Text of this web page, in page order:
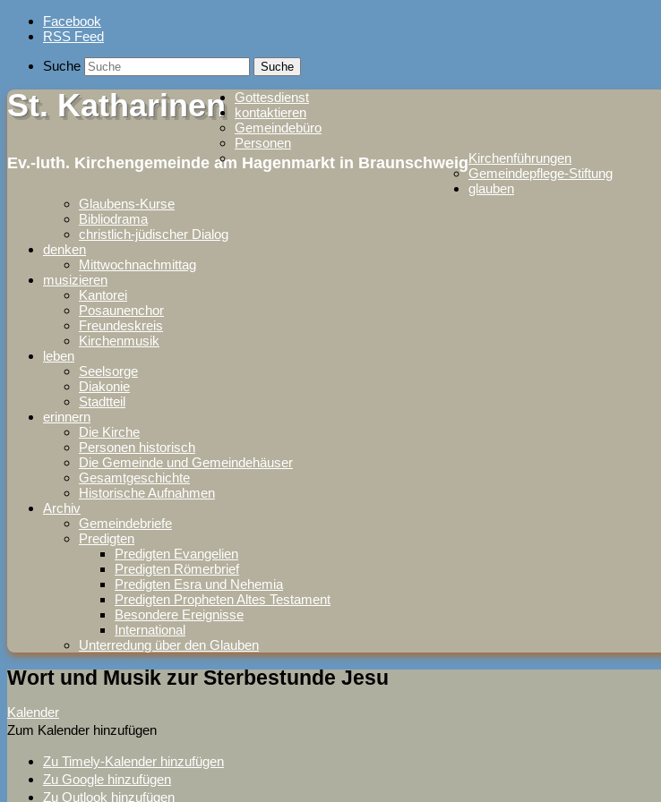
Skip
Facebook
RSS Feed
Suche
St. Katharinen
Ev.-luth. Kirchengemeinde am Hagenmarkt in Braunschweig
Gottesdienst
kontaktieren
Gemeindebüro
Personen
Kirchenführungen
Gemeindepflege-Stiftung
glauben
Glaubens-Kurse
Bibliodrama
christlich-jüdischer Dialog
denken
Mittwochnachmittag
musizieren
Kantorei
Posaunenchor
Freundeskreis
Kirchenmusik
leben
Seelsorge
Diakonie
Stadtteil
erinnern
Die Kirche
Personen historisch
Die Gemeinde und Gemeindehäuser
Gesamtgeschichte
Historische Aufnahmen
Archiv
Gemeindebriefe
Predigten
Predigten Evangelien
Predigten Römerbrief
Predigten Esra und Nehemia
Predigten Propheten Altes Testament
Besondere Ereignisse
International
Unterredung über den Glauben
Wort und Musik zur Sterbestunde Jesu
Kalender
Zum Kalender hinzufügen
Zu Timely-Kalender hinzufügen
Zu Google hinzufügen
Zu Outlook hinzufügen